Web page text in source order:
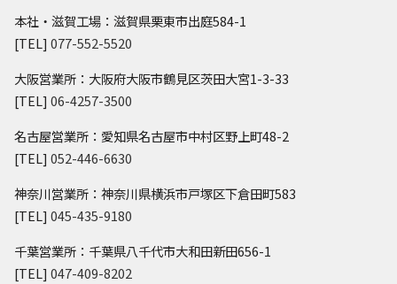
本社・滋賀工場：滋賀県栗東市出庭584-1
[TEL] 077-552-5520
大阪営業所：大阪府大阪市鶴見区茨田大宮1-3-33
[TEL] 06-4257-3500
名古屋営業所：愛知県名古屋市中村区野上町48-2
[TEL] 052-446-6630
神奈川営業所：神奈川県横浜市戸塚区下倉田町583
[TEL] 045-435-9180
千葉営業所：千葉県八千代市大和田新田656-1
[TEL] 047-409-8202